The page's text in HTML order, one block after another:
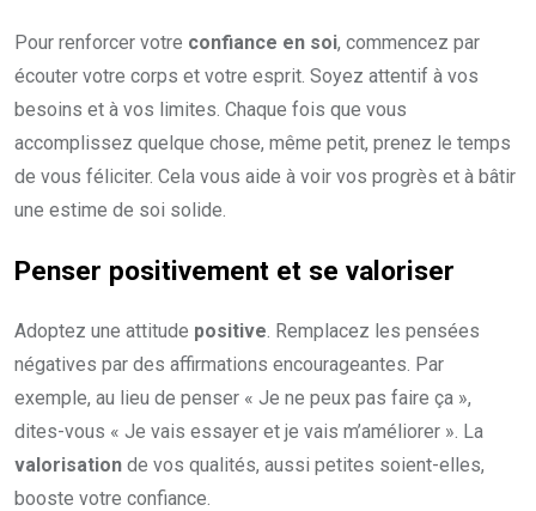
Pour renforcer votre confiance en soi, commencez par
écouter votre corps et votre esprit. Soyez attentif à vos
besoins et à vos limites. Chaque fois que vous
accomplissez quelque chose, même petit, prenez le temps
de vous féliciter. Cela vous aide à voir vos progrès et à bâtir
une estime de soi solide.
Penser positivement et se valoriser
Adoptez une attitude positive. Remplacez les pensées
négatives par des affirmations encourageantes. Par
exemple, au lieu de penser « Je ne peux pas faire ça »,
dites-vous « Je vais essayer et je vais m’améliorer ». La
valorisation de vos qualités, aussi petites soient-elles,
booste votre confiance.